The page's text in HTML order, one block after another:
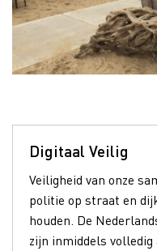
Digitaal Veilig
Veiligheid van onze
politie op straat en
houden. De
zijn inmiddels